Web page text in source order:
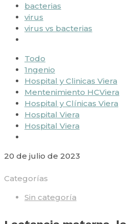
bacterias
virus
virus vs bacterias
Todo
1ngenio
Hospital y Clinicas Viera
Mentenimiento HCViera
Hospital y Clínicas Viera
Hospital Viera
Hospital Viera
20 de julio de 2023
Categorías
Sin categoría